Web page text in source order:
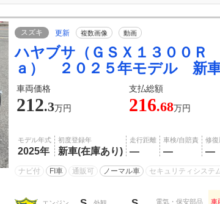
スズキ 更新 複数画像 動画
ハヤブサ（ＧＳＸ１３００Ｒ
ａ） ２０２５年モデル 新
車両価格 支払総額
212.3万円 216.68万円
モデル年式
2025年
初度登録年
新車(在庫あり)
走行距離
―
車検/自賠責
―
修復
―
ナビ付 FI車 通販可 ノーマル車 セキュリティシステ
電気・保安部品 車